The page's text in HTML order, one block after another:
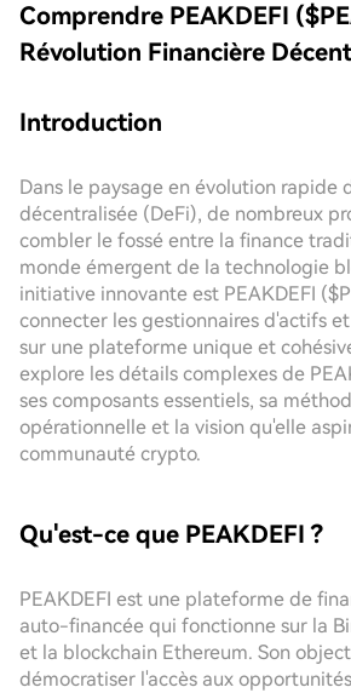
Comprendre PEAKDEFI
Révolution Financière
Introduction
Dans le paysage en évolution rapide
décentralisée (DeFi), de nombreux
combler le fossé entre la finance
monde émergent de la technologie
initiative innovante est PEAKDEFI
connecter les gestionnaires d'actifs
sur une plateforme unique et
explore les détails complexes de
ses composants essentiels, sa
opérationnelle et la vision qu'elle
communauté crypto.
Qu'est-ce que PEAKDEFI ?
PEAKDEFI est une plateforme de
auto-financée qui fonctionne sur la
et la blockchain Ethereum. Son
démocratiser l'accès aux